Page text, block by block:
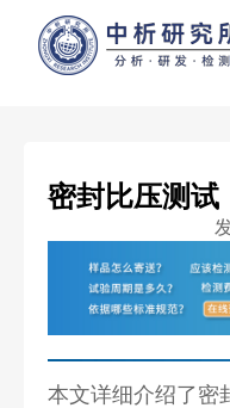
密封比压测试
本文详细介绍了密